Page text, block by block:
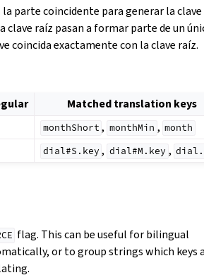
parte coincidente para generar la clave
clave raíz pasan a formar parte de un
coincida exactamente con la clave raíz.
Matched translation keys
monthShort , monthMin , month
dial#S.key , dial#M.key ,
flag. This can be useful for bilingual
or to group strings which keys